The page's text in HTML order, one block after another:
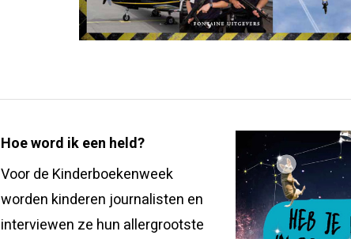
Hoe word ik een held?
Voor de Kinderboekenweek
worden kinderen journalisten en
interviewen ze hun allergrootste